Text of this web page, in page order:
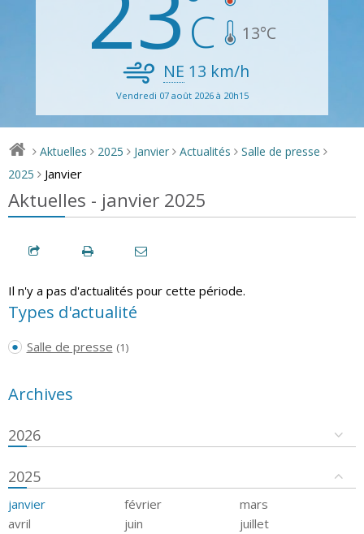
13°C
NE 13 km/h
Vendredi 07 août 2026 à 20h15
> Aktuelles > 2025 > Janvier > Actualités > Salle de presse >
2025 > Janvier
Aktuelles - janvier 2025
Il n'y a pas d'actualités pour cette période.
Types d'actualité
Salle de presse (1)
Archives
2026
2025
janvier février
mars
avril
juin
juillet